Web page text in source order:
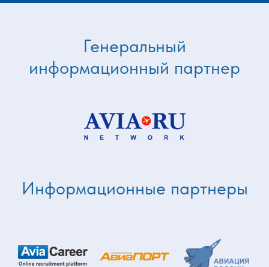
Генеральный
информационный партнер
Информационные партнеры